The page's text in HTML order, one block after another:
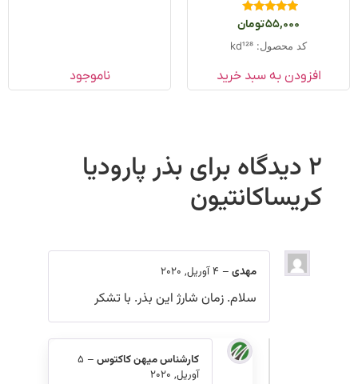
امتیاز
از 5
55,000تومان
کد محصول: kd128
افزودن به سبد خرید ناموجود
بذر پارودیا
کریساکانتیون
مهدی–4 آوریل, 2020
سلام. زمان شارژ این بذر. با تشکر
کارشناس میهن کاکتوس–
5
آوریل, 2020